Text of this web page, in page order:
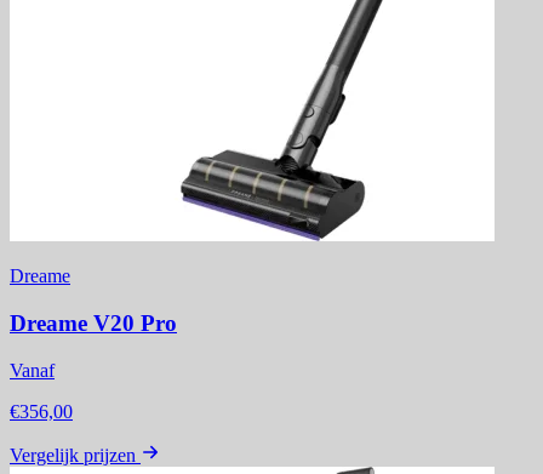
Dreame
Dreame V20 Pro
Vanaf
€356,00
Vergelijk prijzen